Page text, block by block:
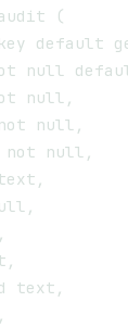
(
default
null
null,
null,
null,
text,